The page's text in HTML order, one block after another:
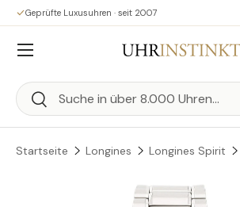
Direkt zum Inhalt
Geprüfte Luxusuhren · seit 2007
Suchen
Suchen
Menü
Startseite Longines Longines Spirit
Zu Produktinformationen springen